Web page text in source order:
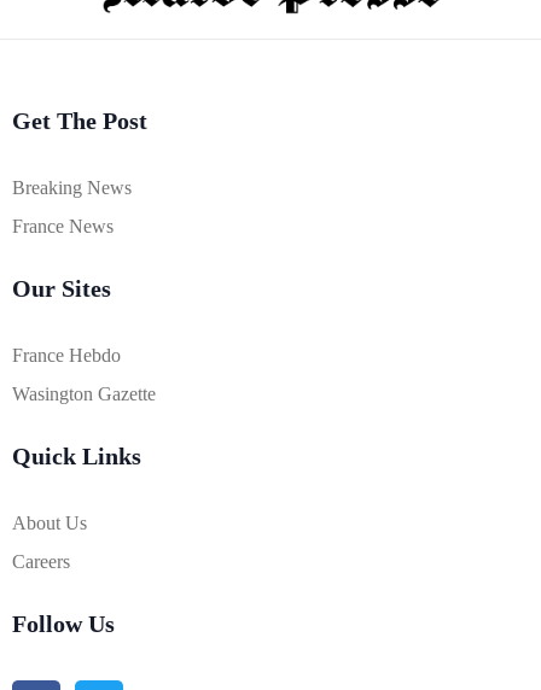
Get The Post
Breaking News
France News
Our Sites
France Hebdo
Wasington Gazette
Quick Links
About Us
Careers
Follow Us